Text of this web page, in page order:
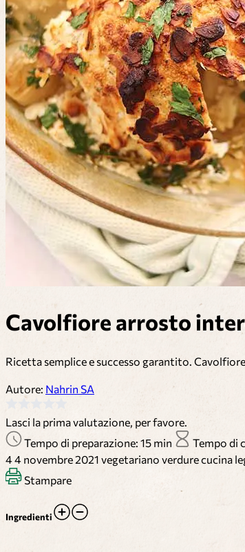
Cavolfiore arrosto
Ricetta semplice e successo garantito.
Autore: Nahrin SA
Lasci la prima valutazione, per favore.
Tempo di preparazione: 15 min
Tempo di
44 novembre 2021 vegetariano verdurecucina
Stampare
Ingredienti